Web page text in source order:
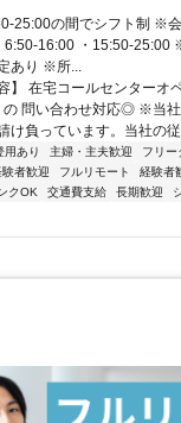
25:00の間でシフト制 ※
6:50-16:00 ・15:50-25:00
あり ※所...
】 在宅コールセンターオ
の 問い合わせ対応◎ ※当
け負っています。当社の従
用あり 主婦・主夫歓迎 フリー
者歓迎 フルリモート 経験者
クOK 交通費支給 長期歓迎